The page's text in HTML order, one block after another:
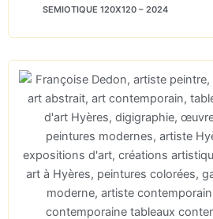
SEMIOTIQUE 120X120 – 2024